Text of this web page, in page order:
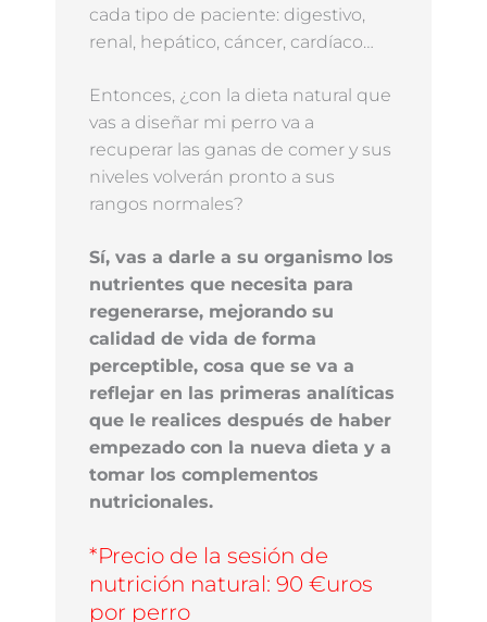
cada tipo de paciente: digestivo,
renal, hepático, cáncer, cardíaco…
Entonces, ¿con la dieta natural que
vas a diseñar mi perro va a
recuperar las ganas de comer y sus
niveles volverán pronto a sus
rangos normales?
Sí, vas a darle a su organismo los
nutrientes que necesita para
regenerarse, mejorando su
calidad de vida de forma
perceptible, cosa que se va a
reflejar en las primeras analíticas
que le realices después de haber
empezado con la nueva dieta y a
tomar los complementos
nutricionales.
*Precio de la sesión de
nutrición natural: 90 €uros
por perro